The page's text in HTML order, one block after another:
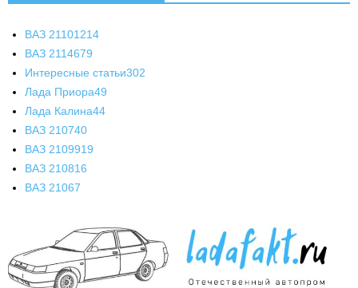
ВАЗ 21101214
ВАЗ 2114679
Интересные статьи302
Лада Приора49
Лада Калина44
ВАЗ 210740
ВАЗ 2109919
ВАЗ 210816
ВАЗ 21067